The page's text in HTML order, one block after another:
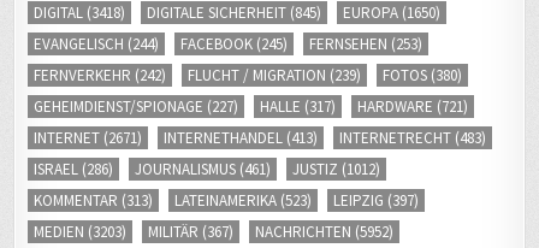
DIGITAL (3418) DIGITALE SICHERHEIT (845) EUROPA (1650)
EVANGELISCH (244) FACEBOOK (245) FERNSEHEN (253)
FERNVERKEHR (242) FLUCHT / MIGRATION (239) FOTOS (380)
GEHEIMDIENST/SPIONAGE (227) HALLE (317) HARDWARE (721)
INTERNET (2671) INTERNETHANDEL (413) INTERNETRECHT (483)
ISRAEL (286) JOURNALISMUS (461) JUSTIZ (1012)
KOMMENTAR (313) LATEINAMERIKA (523) LEIPZIG (397)
MEDIEN (3203) MILITÄR (367) NACHRICHTEN (5952)